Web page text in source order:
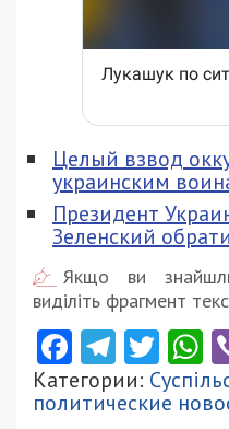
Целый взвод
украинским
Президент
Зеленский
Якщо ви
виділіть фрагмент
Facebook
Категории:
политические